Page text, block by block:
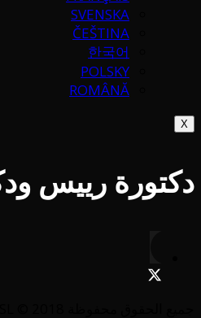
SVENSKA
ČEŠTINA
한국어
POLSKY
ROMÂNĂ
X
دكتورة رييس